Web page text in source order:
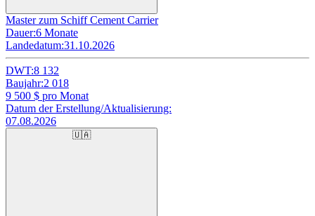
Master zum Schiff Cement Carrier
Dauer:6 Monate
Landedatum:31.10.2026
DWT:8 132
Baujahr:2 018
9 500 $ pro Monat
Datum der Erstellung/Aktualisierung:
07.08.2026
🇺🇦